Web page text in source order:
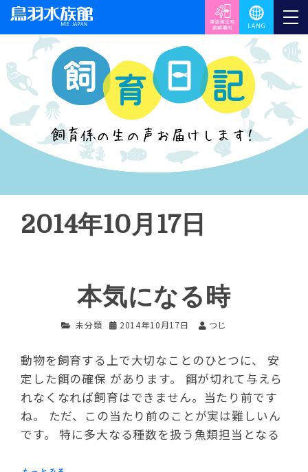
2014年10月17日
本気になる時
未分類 2014年10月17日 つじ
動物を飼育する上で大切なことのひとつに、 安
定した餌の確保 があります。 餌が切れて与えら
れなくなれば飼育はできません。当たり前です
ね。 ただ、この当たり前のことが実は難しいん
です。 特に多大なる種数を扱う魚類担当となる